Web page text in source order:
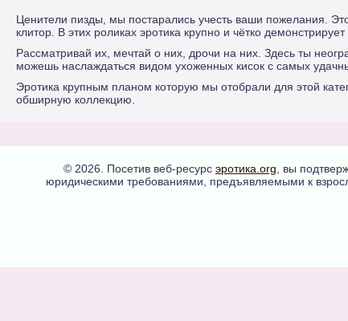
Ценители пизды, мы постарались учесть ваши пожелания.
клитор. В этих роликах эротика крупно и чётко
Рассматривай их, мечтай о них, дрочи на них. Здесь ты
можешь наслаждаться видом ухоженных кисок с самых
Эротика крупным планом которую мы отобрали для этой
обширную коллекцию.
© 2026. Посетив веб-ресурс эротика.org , вы
юридическими требованиями, предъявляемыми к